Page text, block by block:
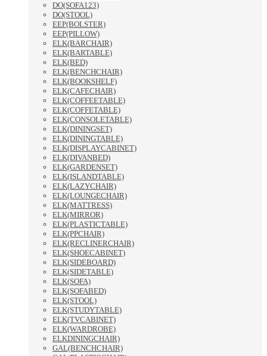
DO(SOFA123)
DO(STOOL)
EEP(BOLSTER)
EEP(PILLOW)
ELK(BARCHAIR)
ELK(BARTABLE)
ELK(BED)
ELK(BENCHCHAIR)
ELK(BOOKSHELF)
ELK(CAFECHAIR)
ELK(COFFEETABLE)
ELK(COFFETABLE)
ELK(CONSOLETABLE)
ELK(DININGSET)
ELK(DININGTABLE)
ELK(DISPLAYCABINET)
ELK(DIVANBED)
ELK(GARDENSET)
ELK(ISLANDTABLE)
ELK(LAZYCHAIR)
ELK(LOUNGECHAIR)
ELK(MATTRESS)
ELK(MIRROR)
ELK(PLASTICTABLE)
ELK(PPCHAIR)
ELK(RECLINERCHAIR)
ELK(SHOECABINET)
ELK(SIDEBOARD)
ELK(SIDETABLE)
ELK(SOFA)
ELK(SOFABED)
ELK(STOOL)
ELK(STUDYTABLE)
ELK(TVCABINET)
ELK(WARDROBE)
ELKDININGCHAIR)
GAL(BENCHCHAIR)